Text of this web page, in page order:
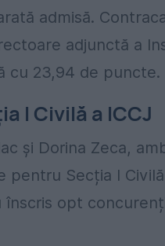
admisă.
adjunctă a
cu 23,94 de puncte.
I Civilă a ICCJ
și Dorina Zeca,
Secția I
opt